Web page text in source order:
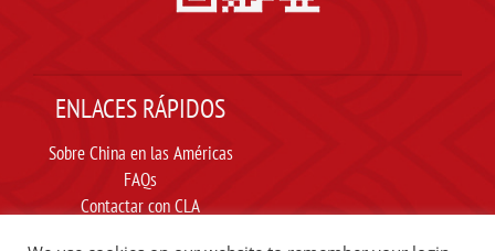
ENLACES RÁPIDOS
Sobre China en las Américas
FAQs
Contactar con CLA